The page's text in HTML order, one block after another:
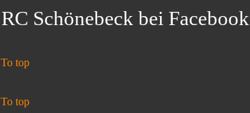
RC Schönebeck bei Facebook
To top
To top